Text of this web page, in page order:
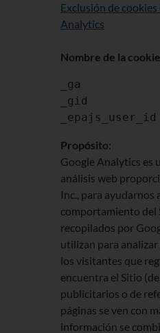
Exclusión de
Analytics
Nombre de la
_ga
_gid
_epajs_user_id
Propósito:
Google Analytics es
análisis web
Inc., para ayudarnos
comportamiento del
recopilados por
utilizan para
los visitantes que
encuentra el Sitio
publicitarios o de
páginas se ven con
información se